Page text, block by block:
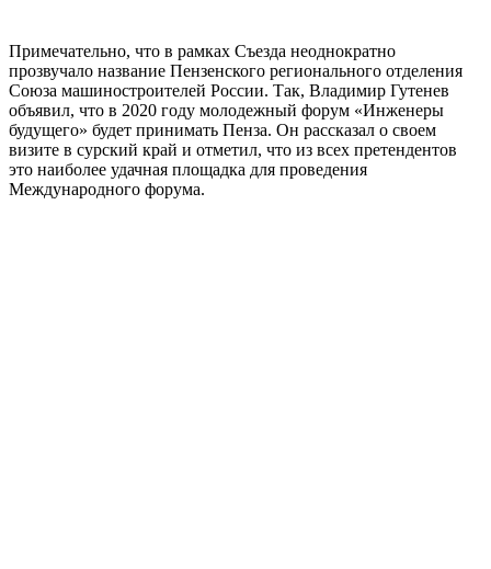
Примечательно, что в рамках Съезда неоднократно
прозвучало название Пензенского регионального отделения
Союза машиностроителей России. Так, Владимир Гутенев
объявил, что в 2020 году молодежный форум «Инженеры
будущего» будет принимать Пенза. Он рассказал о своем
визите в сурский край и отметил, что из всех претендентов
это наиболее удачная площадка для проведения
Международного форума.